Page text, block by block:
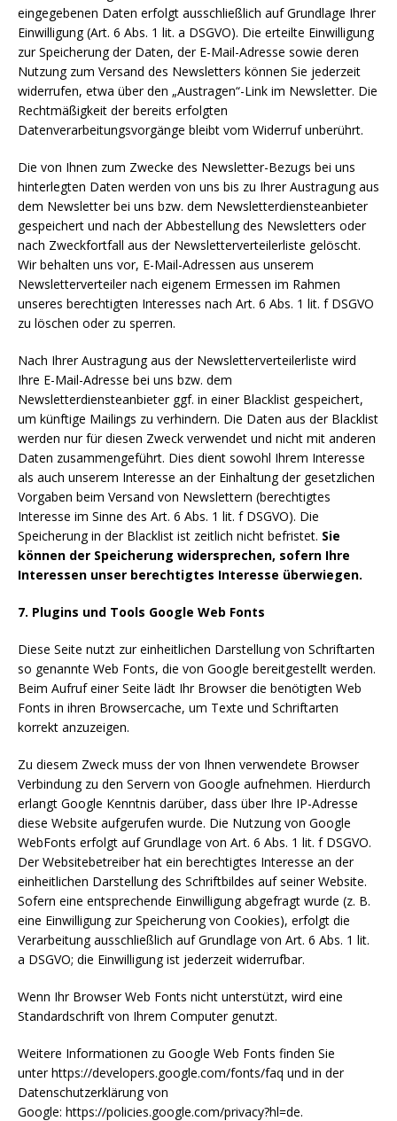
eingegebenen Daten erfolgt ausschließlich auf Grundlage Ihrer
Einwilligung (Art. 6 Abs. 1 lit. a DSGVO). Die erteilte Einwilligung
zur Speicherung der Daten, der E-Mail-Adresse sowie deren
Nutzung zum Versand des Newsletters können Sie jederzeit
widerrufen, etwa über den „Austragen“-Link im Newsletter. Die
Rechtmäßigkeit der bereits erfolgten
Datenverarbeitungsvorgänge bleibt vom Widerruf unberührt.
Die von Ihnen zum Zwecke des Newsletter-Bezugs bei uns
hinterlegten Daten werden von uns bis zu Ihrer Austragung aus
dem Newsletter bei uns bzw. dem Newsletterdiensteanbieter
gespeichert und nach der Abbestellung des Newsletters oder
nach Zweckfortfall aus der Newsletterverteilerliste gelöscht.
Wir behalten uns vor, E-Mail-Adressen aus unserem
Newsletterverteiler nach eigenem Ermessen im Rahmen
unseres berechtigten Interesses nach Art. 6 Abs. 1 lit. f DSGVO
zu löschen oder zu sperren.
Nach Ihrer Austragung aus der Newsletterverteilerliste wird
Ihre E-Mail-Adresse bei uns bzw. dem
Newsletterdiensteanbieter ggf. in einer Blacklist gespeichert,
um künftige Mailings zu verhindern. Die Daten aus der Blacklist
werden nur für diesen Zweck verwendet und nicht mit anderen
Daten zusammengeführt. Dies dient sowohl Ihrem Interesse
als auch unserem Interesse an der Einhaltung der gesetzlichen
Vorgaben beim Versand von Newslettern (berechtigtes
Interesse im Sinne des Art. 6 Abs. 1 lit. f DSGVO). Die
Speicherung in der Blacklist ist zeitlich nicht befristet. Sie
können der Speicherung widersprechen, sofern Ihre
Interessen unser berechtigtes Interesse überwiegen.
7. Plugins und Tools Google Web Fonts
Diese Seite nutzt zur einheitlichen Darstellung von Schriftarten
so genannte Web Fonts, die von Google bereitgestellt werden.
Beim Aufruf einer Seite lädt Ihr Browser die benötigten Web
Fonts in ihren Browsercache, um Texte und Schriftarten
korrekt anzuzeigen.
Zu diesem Zweck muss der von Ihnen verwendete Browser
Verbindung zu den Servern von Google aufnehmen. Hierdurch
erlangt Google Kenntnis darüber, dass über Ihre IP-Adresse
diese Website aufgerufen wurde. Die Nutzung von Google
WebFonts erfolgt auf Grundlage von Art. 6 Abs. 1 lit. f DSGVO.
Der Websitebetreiber hat ein berechtigtes Interesse an der
einheitlichen Darstellung des Schriftbildes auf seiner Website.
Sofern eine entsprechende Einwilligung abgefragt wurde (z. B.
eine Einwilligung zur Speicherung von Cookies), erfolgt die
Verarbeitung ausschließlich auf Grundlage von Art. 6 Abs. 1 lit.
a DSGVO; die Einwilligung ist jederzeit widerrufbar.
Wenn Ihr Browser Web Fonts nicht unterstützt, wird eine
Standardschrift von Ihrem Computer genutzt.
Weitere Informationen zu Google Web Fonts finden Sie
unter https://developers.google.com/fonts/faq und in der
Datenschutzerklärung von
Google: https://policies.google.com/privacy?hl=de.